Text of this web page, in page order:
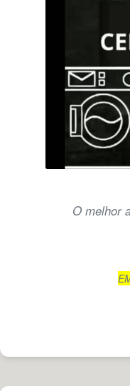
O melhor